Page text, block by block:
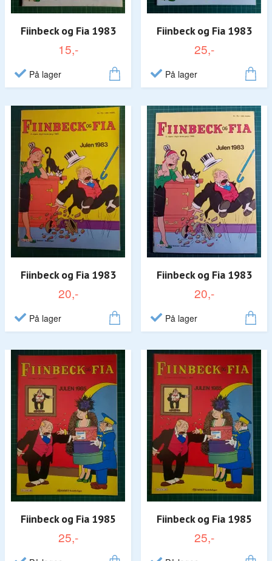
Fiinbeck og Fia 1983
15,-
På lager
Fiinbeck og Fia 1983
25,-
På lager
Fiinbeck og Fia 1983
20,-
På lager
Fiinbeck og Fia 1983
20,-
På lager
Fiinbeck og Fia 1985
25,-
Fiinbeck og Fia 1985
25,-